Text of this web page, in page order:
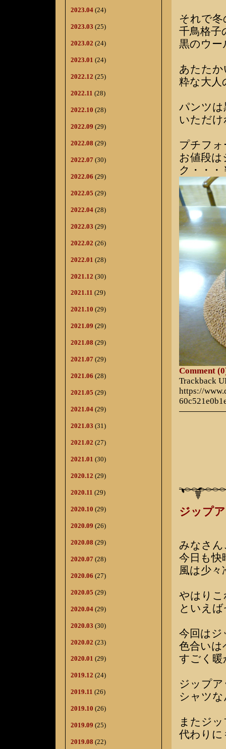
2023.04 (24)
2023.03 (25)
2023.02 (24)
2023.01 (24)
2022.12 (25)
2022.11 (28)
2022.10 (28)
2022.09 (29)
2022.08 (29)
2022.07 (30)
2022.06 (29)
2022.05 (29)
2022.04 (28)
2022.03 (29)
2022.02 (26)
2022.01 (28)
2021.12 (30)
2021.11 (29)
2021.10 (29)
2021.09 (29)
2021.08 (29)
2021.07 (29)
2021.06 (28)
2021.05 (29)
2021.04 (29)
2021.03 (31)
2021.02 (27)
2021.01 (30)
2020.12 (29)
2020.11 (29)
2020.10 (29)
2020.09 (26)
2020.08 (29)
2020.07 (28)
2020.06 (27)
2020.05 (29)
2020.04 (29)
2020.03 (30)
2020.02 (23)
2020.01 (29)
2019.12 (24)
2019.11 (26)
2019.10 (26)
2019.09 (25)
2019.08 (22)
それで
千鳥格子
黒のウ
あたた
粋な大人
パンツ
いただ
プチフ
お値段
ク・・・
Comment
Trackback
https://
ジップ
みなさ
今日も快
風は少
やはりこ
といえ
今回はジ
色合いは
すごく暖
ジップ
シャツ
またジ
代わり